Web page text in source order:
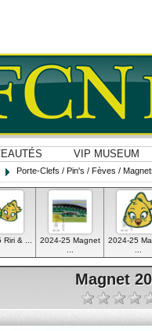
VIP MUSEUM
Porte-Clefs / Pin's / Fèves /
& ...
2024-25 Magnet
2024-25
Magnet